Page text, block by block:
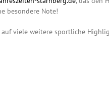
besondere Note!
viele weitere sportliche